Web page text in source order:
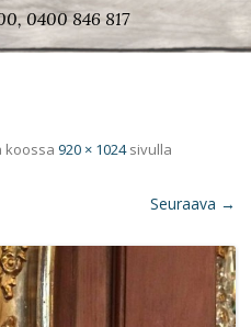
0400 846 817
koossa 920 × 1024sivulla
Seuraava →